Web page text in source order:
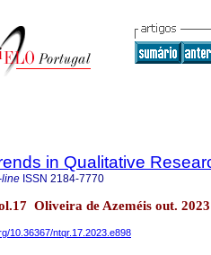
in Qualitative
line ISSN 2184-7770
Oliveira de Azeméis out.
10.36367/ntqr.17.2023.e898